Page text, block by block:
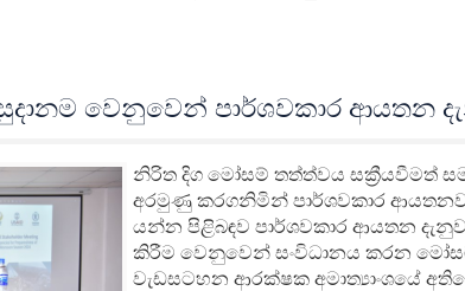
වෙනුවෙන් පාර්ශවකාර ආයතන
නිරිත දිග මෝසම් තත්ත්වය සක්‍රීයවීමත්
අරමුණු කරගනිමින් පාර්ශවකාර
යන්න පිළිබඳව පාර්ශවකාර ආයතන
කිරීම වෙනුවෙන් සංවිධානය කරන
වැඩසටහන ආරක්ෂක අමාත්‍යාංශයේ